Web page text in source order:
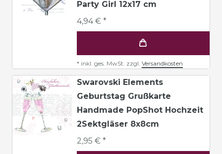
Party Girl 12x17 cm
4,94 € *
* inkl. ges. MwSt. zzgl. Versandkosten
Swarovski Elements
Geburtstag Grußkarte
Handmade PopShot Hochzeit
2Sektgläser 8x8cm
2,95 € *